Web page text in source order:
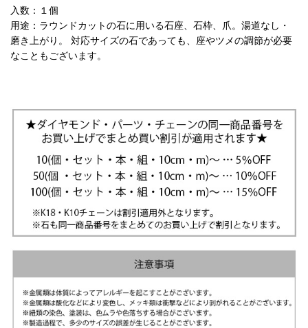
入数：１個
用途：ラウンドカットの石に用いる石座、石枠、爪。湯道なし・
磨き上がり。 対応サイズの石であっても、座やツメの調節が必要
なこともございます。